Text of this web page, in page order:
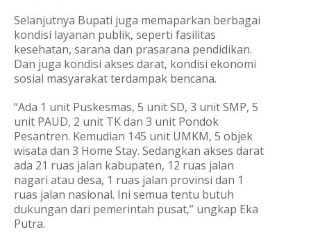
Selanjutnya Bupati juga memaparkan berbagai
kondisi layanan publik, seperti fasilitas
kesehatan, sarana dan prasarana pendidikan.
Dan juga kondisi akses darat, kondisi ekonomi
sosial masyarakat terdampak bencana.
“Ada 1 unit Puskesmas, 5 unit SD, 3 unit SMP, 5
unit PAUD, 2 unit TK dan 3 unit Pondok
Pesantren. Kemudian 145 unit UMKM, 5 objek
wisata dan 3 Home Stay. Sedangkan akses darat
ada 21 ruas jalan kabupaten, 12 ruas jalan
nagari atau desa, 1 ruas jalan provinsi dan 1
ruas jalan nasional. Ini semua tentu butuh
dukungan dari pemerintah pusat,” ungkap Eka
Putra.